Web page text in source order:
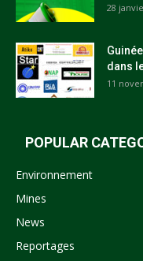
28
dans
11
POPULAR
Environnement
Mines
News
Reportages